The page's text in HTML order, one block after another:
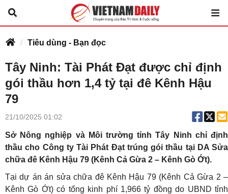
Tiêu dùng - Bạn đọc
Tây Ninh: Tài Phát Đạt được chỉ định
gói thầu hơn 1,4 tỷ tại đê Kênh Hậu
79
21/10/2025 01:02
Sở Nông nghiệp và Môi trường tỉnh Tây Ninh chỉ định
thầu cho Công ty Tài Phát Đạt trúng gói thầu tại DA Sửa
chữa đê Kênh Hậu 79 (Kênh Cả Gừa 2 – Kênh Gò Ớt).
Tại dự án án sửa chữa đê Kênh Hậu 79 (Kênh Cả Gừa 2 –
Kênh Gò Ớt) có tổng kinh phí 1,966 tỷ đồng do UBND tỉnh